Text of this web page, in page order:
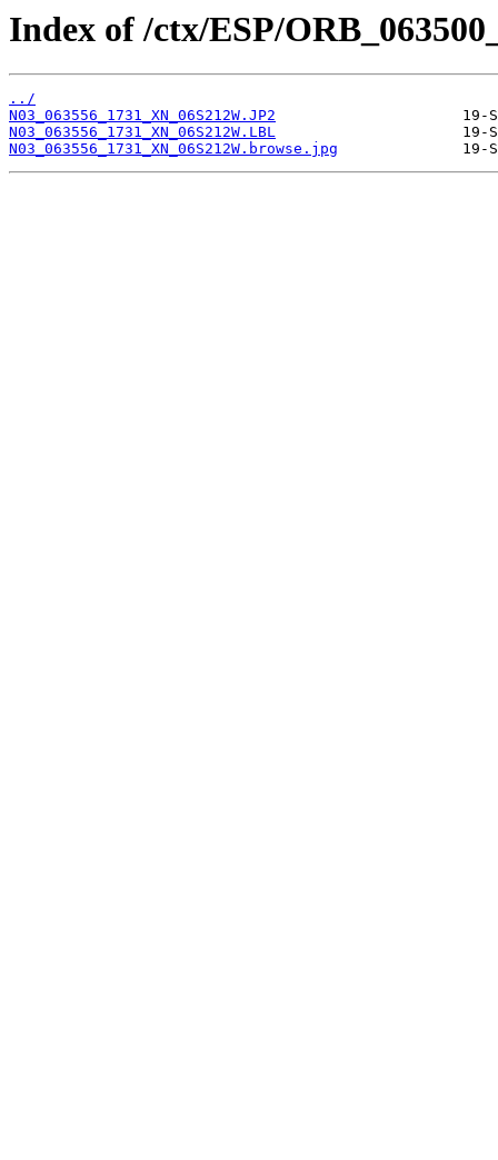
Index of /ctx/ESP/
../
N03_063556_1731_XN_06S212W.JP2
N03_063556_1731_XN_06S212W.LBL
N03_063556_1731_XN_06S212W.browse.jpg